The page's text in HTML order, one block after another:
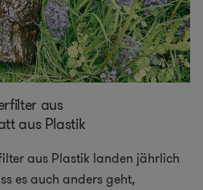
aus
aus Plastik
aus Plastik landen jährlich
es auch anders geht,